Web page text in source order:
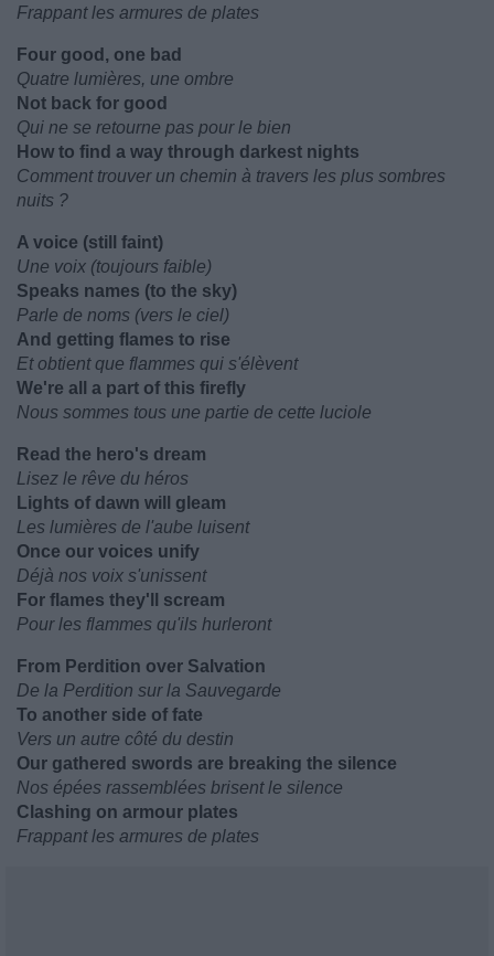
Frappant les armures de plates
Four good, one bad
Quatre lumières, une ombre
Not back for good
Qui ne se retourne pas pour le bien
How to find a way through darkest nights
Comment trouver un chemin à travers les plus sombres
nuits ?
A voice (still faint)
Une voix (toujours faible)
Speaks names (to the sky)
Parle de noms (vers le ciel)
And getting flames to rise
Et obtient que flammes qui s'élèvent
We're all a part of this firefly
Nous sommes tous une partie de cette luciole
Read the hero's dream
Lisez le rêve du héros
Lights of dawn will gleam
Les lumières de l'aube luisent
Once our voices unify
Déjà nos voix s'unissent
For flames they'll scream
Pour les flammes qu'ils hurleront
From Perdition over Salvation
De la Perdition sur la Sauvegarde
To another side of fate
Vers un autre côté du destin
Our gathered swords are breaking the silence
Nos épées rassemblées brisent le silence
Clashing on armour plates
Frappant les armures de plates